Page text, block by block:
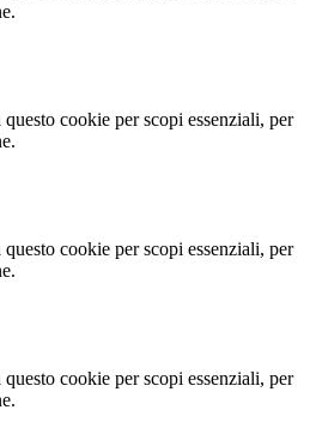
cookie per scopi essenziali, per
cookie per scopi essenziali, per
cookie per scopi essenziali, per